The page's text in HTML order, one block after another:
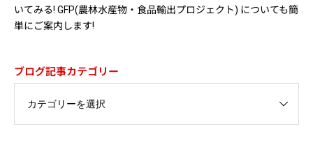
いてみる! GFP(農林水産物・食品輸出プロジェクト) についても簡
単にご案内します!
ブログ記事カテゴリー